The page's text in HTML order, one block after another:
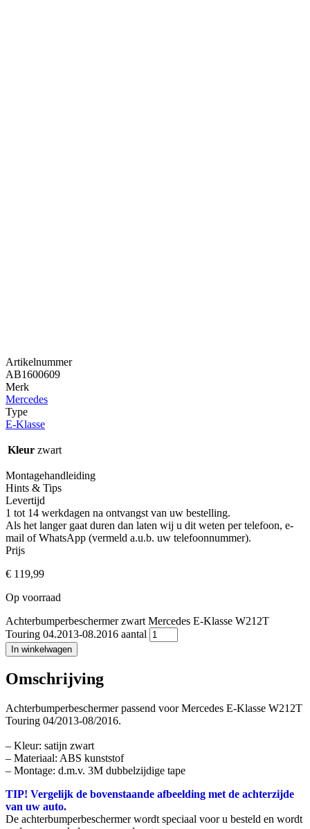
Artikelnummer
AB1600609
Merk
Mercedes
Type
E-Klasse
Kleur zwart
Montagehandleiding
Hints & Tips
Levertijd
1 tot 14 werkdagen na ontvangst van uw bestelling.
Als het langer gaat duren dan laten wij u dit weten per telefoon, e-
mail of WhatsApp (vermeld a.u.b. uw telefoonnummer).
Prijs
€ 119,99
Op voorraad
Achterbumperbeschermer zwart Mercedes E-Klasse W212T
Touring 04.2013-08.2016 aantal
In winkelwagen
Omschrijving
Achterbumperbeschermer passend voor Mercedes E-Klasse W212T
Touring 04/2013-08/2016.
– Kleur: satijn zwart
– Materiaal: ABS kunststof
– Montage: d.m.v. 3M dubbelzijdige tape
TIP! Vergelijk de bovenstaande afbeelding met de achterzijde
van uw auto.
De achterbumperbeschermer wordt speciaal voor u besteld en wordt